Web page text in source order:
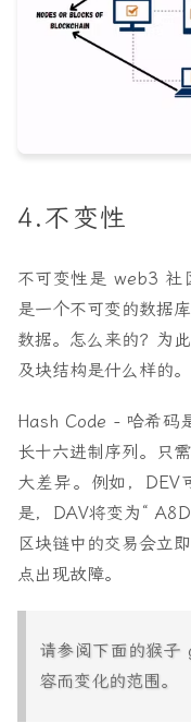
4.不变性
不可变性是 web3 社
是一个不可变的数据
数据。怎么来的？为
及块结构是什么样的。
Hash Code - 哈希码
长十六进制序列。只
大差异。例如， DEV
是， DAV将变为“
区块链中的交易会立
点出现故障。
请参阅下面的猴子
容而变化的范围。